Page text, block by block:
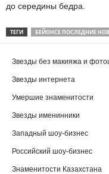
до середины бедра.
ТЕГИ БЕЙОНСЕ ПОСЛЕДНИЕ
Звезды без макияжа и
Звезды интернета
Умершие знаменитости
Звезды именинники
Западный шоу-бизнес
Российский шоу-бизнес
Знаменитости Казахстана